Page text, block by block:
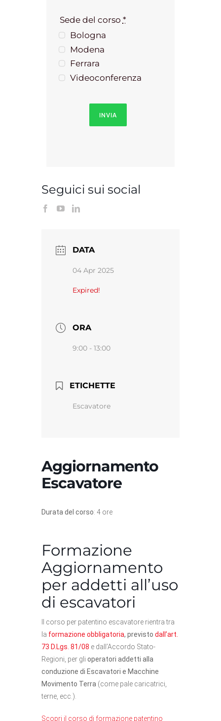
Sede del corso *
Bologna
Modena
Ferrara
Videoconferenza
INVIA
Seguici sui social
DATA
04 Apr 2025
Expired!
ORA
9:00 - 13:00
ETICHETTE
Escavatore
Aggiornamento
Escavatore
Durata del corso: 4 ore
Formazione
Aggiornamento
per addetti all’uso
di escavatori
Il corso per patentino escavatore rientra tra
la formazione obbligatoria, previsto dall’art.
73 D.Lgs. 81/08 e dall’Accordo Stato-
Regioni, per gli operatori addetti alla
conduzione di Escavatori e Macchine
Movimento Terra (come pale caricatrici,
terne, ecc.).
Scopri il corso di formazione patentino